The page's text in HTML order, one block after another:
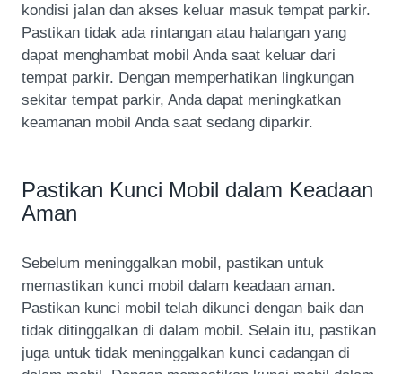
kondisi jalan dan akses keluar masuk tempat parkir.
Pastikan tidak ada rintangan atau halangan yang
dapat menghambat mobil Anda saat keluar dari
tempat parkir. Dengan memperhatikan lingkungan
sekitar tempat parkir, Anda dapat meningkatkan
keamanan mobil Anda saat sedang diparkir.
Pastikan Kunci Mobil dalam Keadaan
Aman
Sebelum meninggalkan mobil, pastikan untuk
memastikan kunci mobil dalam keadaan aman.
Pastikan kunci mobil telah dikunci dengan baik dan
tidak ditinggalkan di dalam mobil. Selain itu, pastikan
juga untuk tidak meninggalkan kunci cadangan di